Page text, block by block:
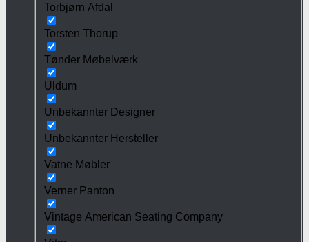
Torbjørn Afdal
Torsten Thorup
Tønder Møbelværk
Uldum
Unbekannter Designer
Unbekannter Hersteller
Vatne Møbler
Verner Panton
Vintage American Seating Company